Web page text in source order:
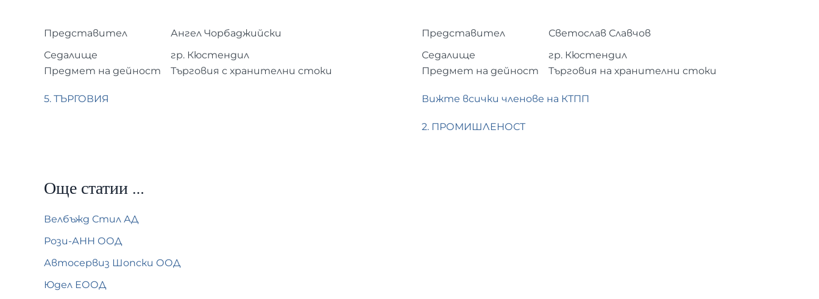
Представител
Ангел Чорбаджийски
Седалище
гр. Кюстендил
Предмет на дейност
Търговия с хранителни стоки
5. ТЪРГОВИЯ
Представител
Светослав Славчов
Седалище
гр. Кюстендил
Предмет на дейност
Търговия на хранителни стоки
Вижте всички членове на КТПП
2. ПРОМИШЛЕНОСТ
Още статии …
Велбъжд Стил АД
Рози-АНН ООД
Автосервиз Шопски ООД
Юдел ЕООД